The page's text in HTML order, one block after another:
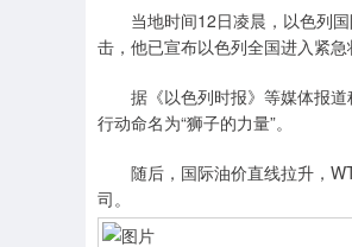
当地时间12日凌晨，以色列国
击，他已宣布以色列全国进入紧急
据《以色列时报》等媒体报道
行动命名为“狮子的力量”。
随后，国际油价直线拉升，
司。